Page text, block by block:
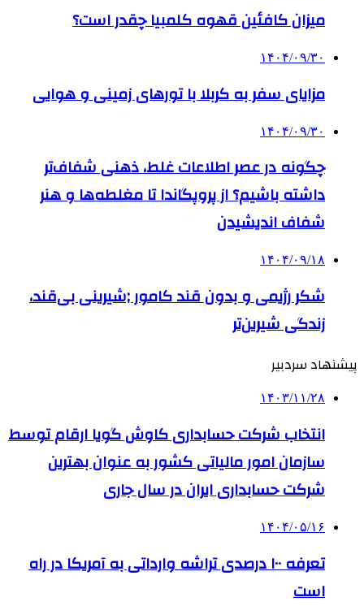
میزان کافئین قهوه کلمبیا چقدر است؟
۱۴۰۴/۰۹/۳۰
مزایای سفر به کربلا با تورهای زمینی و هوایی
۱۴۰۴/۰۹/۳۰
چگونه در عصر اطلاعات غلط، ذهنی شفاف‌تر
داشته باشیم؟ از پروپگاندا تا مغلطه‌ها و هنر
شفاف اندیشیدن
۱۴۰۴/۰۹/۱۸
شکر رژیمی و بدون قند کامور ;شیرینی بی‌قند،
زندگی شیرین‌تر
پیشنهاد سردبیر
۱۴۰۳/۱۱/۲۸
انتخاب شرکت حسابداری کاوش گویا ارقام توسط
سازمان امور مالیاتی کشور به عنوان بهترین
شرکت حسابداری ایران در سال جاری
۱۴۰۴/۰۵/۱۶
تعرفه ۱۰۰ درصدی تراشه وارداتی به آمریکا در راه
است